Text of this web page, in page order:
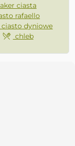
ciasta
rafaello
ciasto dyniowe
chleb